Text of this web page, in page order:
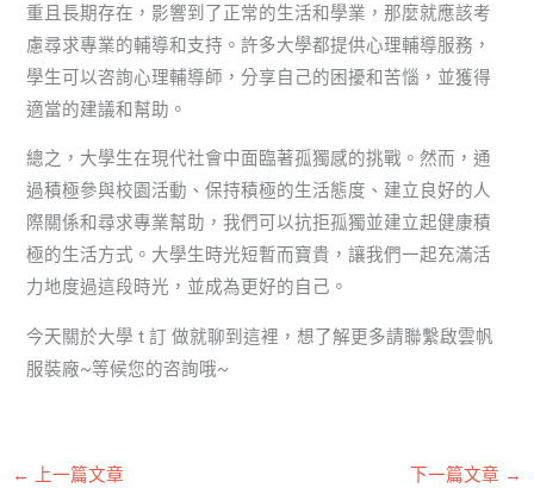
重且長期存在，影響到了正常的生活和學業，那麼就應該考
慮尋求專業的輔導和支持。許多大學都提供心理輔導服務，
學生可以咨詢心理輔導師，分享自己的困擾和苦惱，並獲得
適當的建議和幫助。
總之，大學生在現代社會中面臨著孤獨感的挑戰。然而，通
過積極參與校園活動、保持積極的生活態度、建立良好的人
際關係和尋求專業幫助，我們可以抗拒孤獨並建立起健康積
極的生活方式。大學生時光短暫而寶貴，讓我們一起充滿活
力地度過這段時光，並成為更好的自己。
今天關於大學 t 訂 做就聊到這裡，想了解更多請聯繫啟雲帆
服裝廠~等候您的咨詢哦~
← 上一篇文章 下一篇文章 →